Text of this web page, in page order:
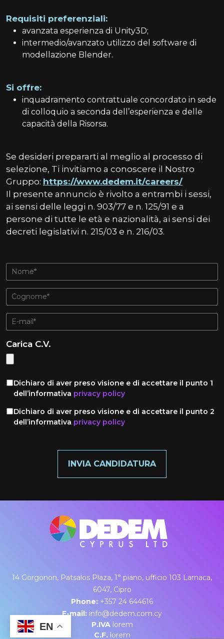
Requisiti preferenziali:
avanzata esperienza di Unity3D;
intermedio/avanzato utilizzo del software di
modellazione Blender.
Si offre:
inquadramento contrattuale concordato in sede
di colloquio a seconda dell’esperienza e delle
capacità della Risorsa.
Se desideri prepararti al meglio al processo di
selezione, Ti invitiamo a conoscere il Nostro
Gruppo: https://www.dedem.it/careers/
Il presente annuncio è rivolto a entrambi i sessi,
ai sensi delle leggi n. 903/77 e n. 125/91 e a
persone di tutte le età e nazionalità, ai sensi dei
decreti legislativi n. 215/03 e n. 216/03.
Carica C.V.
Dichiaro di aver preso visione e di accettare il punto 1
dell’informativa privacy policy
Dichiaro di aver preso visione e di accettare il punto 2
dell’informativa privacy policy
INVIA CANDIDATURA
14 Gorgonon, Patsalos Plaza, 1° piano, ufficio 103 Larnaca,
6047, Cipro
Phone: +357 24 644616
E-mail: info@dedem.com.cy
P.IVAlorem
C.F. lorem
EN